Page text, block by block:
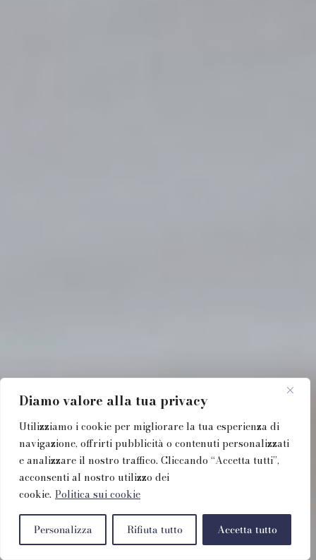
Diamo valore alla tua privacy
Utilizziamo i cookie per migliorare la tua esperienza di
navigazione, offrirti pubblicità o contenuti personalizzati
e analizzare il nostro traffico. Cliccando “Accetta tutti”,
acconsenti al nostro utilizzo dei
cookie. Politica sui cookie
Personalizza Rifiuta tutto Accetta tutto